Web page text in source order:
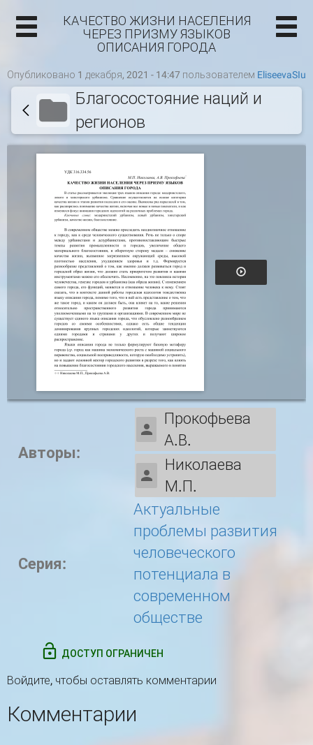
КАЧЕСТВО ЖИЗНИ НАСЕЛЕНИЯ
ЧЕРЕЗ ПРИЗМУ ЯЗЫКОВ
ОПИСАНИЯ ГОРОДА
Опубликовано 1 декабря, 2021 - 14:47 пользователем EliseevaSIu
Благосостояние наций и
регионов
Авторы:
Прокофьева
А.В.
Николаева
М.П.
Серия:
Актуальные
проблемы развития
человеческого
потенциала в
современном
обществе
ДОСТУП ОГРАНИЧЕН
Войдите, чтобы оставлять комментарии
Комментарии